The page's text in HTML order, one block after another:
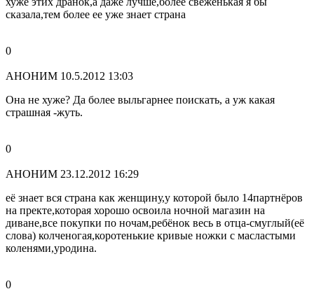
сказала,тем более ее уже знает страна
0
АНОНИМ 10.5.2012 13:03
Она не хуже? Да более выльгарнее поискать, а уж какая
страшная -жуть.
0
АНОНИМ 23.12.2012 16:29
её знает вся страна как женщину,у которой было 14партнёров
на пректе,которая хорошо освоила ночной магазин на
диване,все покупки по ночам,ребёнок весь в отца-смуглый(её
слова) колченогая,коротенькие кривые ножки с масластыми
коленями,уродина.
0